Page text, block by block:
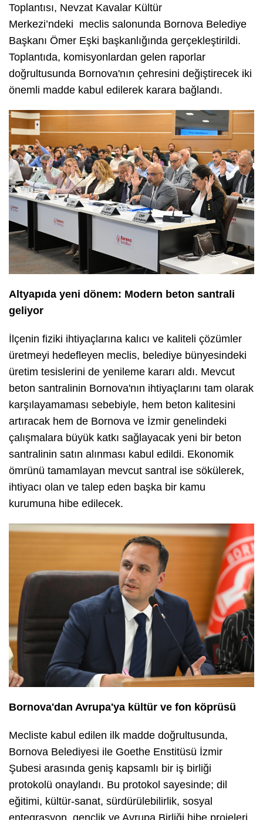
Toplantısı, Nevzat Kavalar Kültür
Merkezi’ndeki meclis salonunda Bornova Belediye
Başkanı Ömer Eşki başkanlığında gerçekleştirildi.
Toplantıda, komisyonlardan gelen raporlar
doğrultusunda Bornova'nın çehresini değiştirecek iki
önemli madde kabul edilerek karara bağlandı.
Altyapıda yeni dönem: Modern beton santrali
geliyor
İlçenin fiziki ihtiyaçlarına kalıcı ve kaliteli çözümler
üretmeyi hedefleyen meclis, belediye bünyesindeki
üretim tesislerini de yenileme kararı aldı. Mevcut
beton santralinin Bornova'nın ihtiyaçlarını tam olarak
karşılayamaması sebebiyle, hem beton kalitesini
artıracak hem de Bornova ve İzmir genelindeki
çalışmalara büyük katkı sağlayacak yeni bir beton
santralinin satın alınması kabul edildi. Ekonomik
ömrünü tamamlayan mevcut santral ise sökülerek,
ihtiyacı olan ve talep eden başka bir kamu
kurumuna hibe edilecek.
Bornova'dan Avrupa'ya kültür ve fon köprüsü
Mecliste kabul edilen ilk madde doğrultusunda,
Bornova Belediyesi ile Goethe Enstitüsü İzmir
Şubesi arasında geniş kapsamlı bir iş birliği
protokolü onaylandı. Bu protokol sayesinde; dil
eğitimi, kültür-sanat, sürdürülebilirlik, sosyal